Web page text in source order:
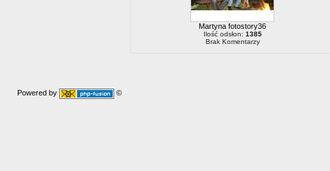
Martyna fotostory36
Ilość odsłon: 1385
Brak Komentarzy
Powered by ©